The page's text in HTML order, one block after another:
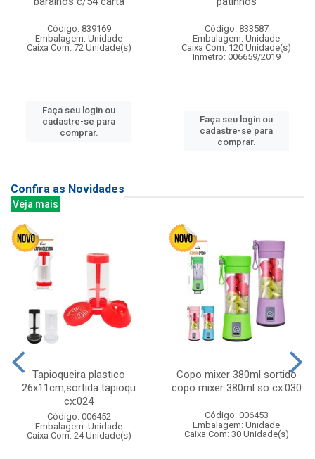
Código: 839169
Embalagem: Unidade
Caixa Com: 72 Unidade(s)
Faça seu login ou
cadastre-se para
comprar.
Código: 833587
Embalagem: Unidade
Caixa Com: 120 Unidade(s)
Inmetro: 006659/2019
Faça seu login ou
cadastre-se para
comprar.
Confira as Novidades
Veja mais
Tapioqueira plastico
26x11cm,sortida tapioqu
cx:024
Código: 006452
Embalagem: Unidade
Caixa Com: 24 Unidade(s)
Copo mixer 380ml sortido
copo mixer 380ml so cx:030
Código: 006453
Embalagem: Unidade
Caixa Com: 30 Unidade(s)